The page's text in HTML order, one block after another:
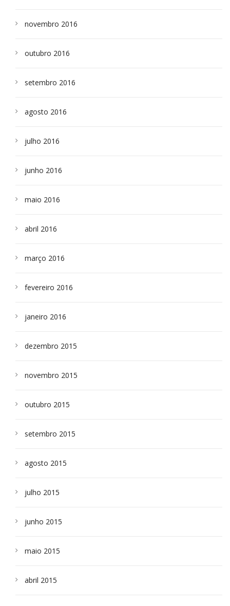
novembro 2016
outubro 2016
setembro 2016
agosto 2016
julho 2016
junho 2016
maio 2016
abril 2016
março 2016
fevereiro 2016
janeiro 2016
dezembro 2015
novembro 2015
outubro 2015
setembro 2015
agosto 2015
julho 2015
junho 2015
maio 2015
abril 2015